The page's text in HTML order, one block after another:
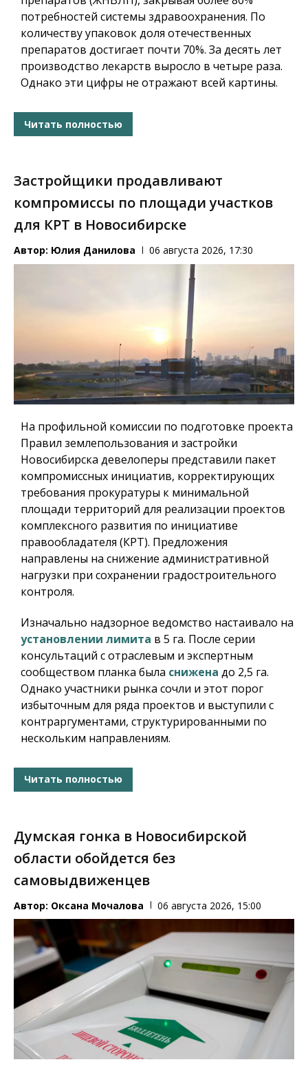
потребностей системы здравоохранения. По
количеству упаковок доля отечественных
препаратов достигает почти 70%. За десять лет
производство лекарств выросло в четыре раза.
Однако эти цифры не отражают всей картины.
Читать полностью
Застройщики продавливают
компромиссы по площади участков
для КРТ в Новосибирске
Автор: Юлия Данилова 06 августа 2026, 17:30
На профильной комиссии по подготовке проекта
Правил землепользования и застройки
Новосибирска девелоперы представили пакет
компромиссных инициатив, корректирующих
требования прокуратуры к минимальной
площади территорий для реализации проектов
комплексного развития по инициативе
правообладателя (КРТ). Предложения
направлены на снижение административной
нагрузки при сохранении градостроительного
контроля.
Изначально надзорное ведомство настаивало на
установлении лимита в 5 га. После серии
консультаций с отраслевым и экспертным
сообществом планка была снижена до 2,5 га.
Однако участники рынка сочли и этот порог
избыточным для ряда проектов и выступили с
контраргументами, структурированными по
нескольким направлениям.
Читать полностью
Думская гонка в Новосибирской
области обойдется без
самовыдвиженцев
Автор: Оксана Мочалова 06 августа 2026, 15:00